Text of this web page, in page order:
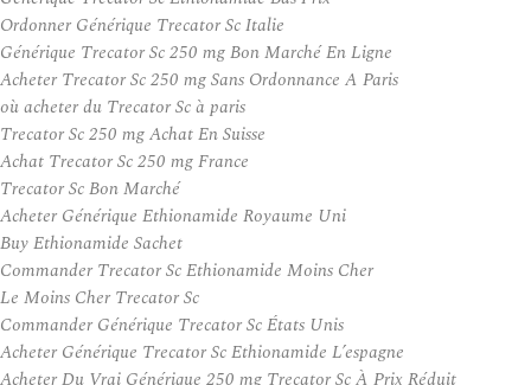
Ordonner Générique Trecator Sc Italie
Générique Trecator Sc 250 mg Bon Marché En Ligne
Acheter Trecator Sc 250 mg Sans Ordonnance A Paris
où acheter du Trecator Sc à paris
Trecator Sc 250 mg Achat En Suisse
Achat Trecator Sc 250 mg France
Trecator Sc Bon Marché
Acheter Générique Ethionamide Royaume Uni
Buy Ethionamide Sachet
Commander Trecator Sc Ethionamide Moins Cher
Le Moins Cher Trecator Sc
Commander Générique Trecator Sc États Unis
Acheter Générique Trecator Sc Ethionamide L’espagne